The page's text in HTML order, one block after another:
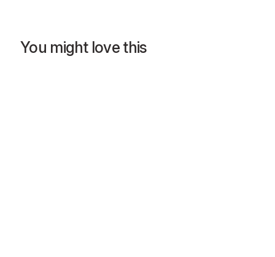
You might love this